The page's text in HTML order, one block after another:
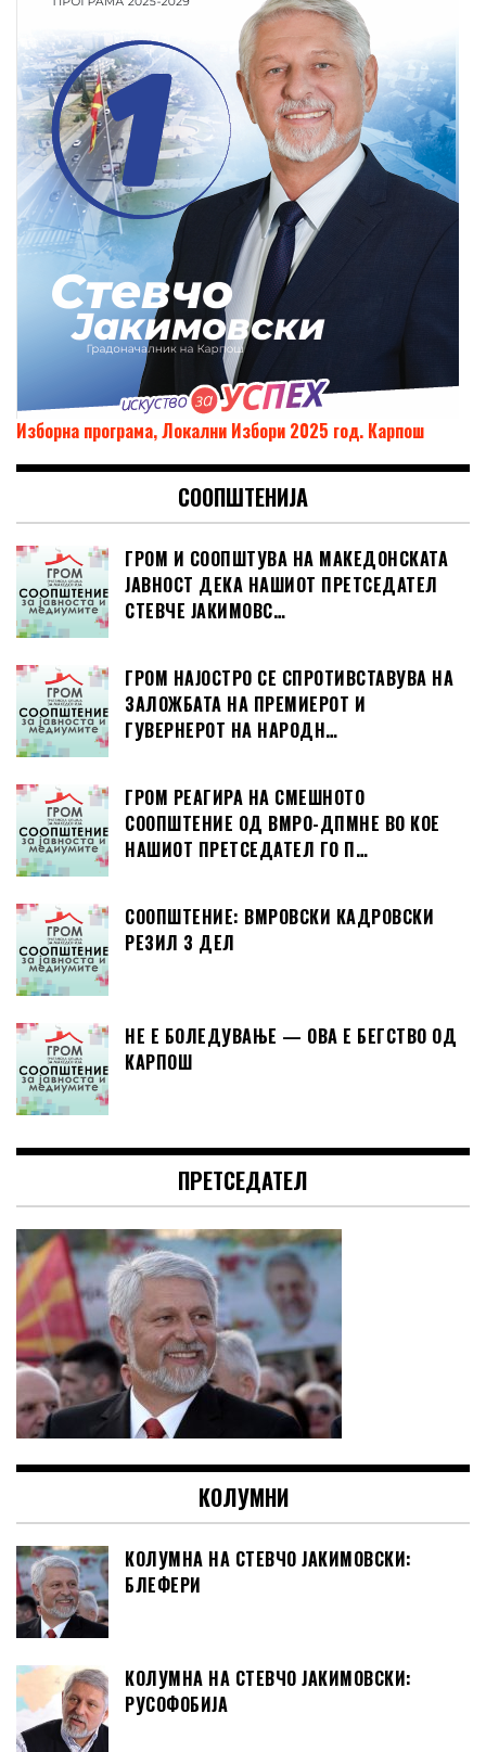
Изборна програма, Локални Избори 2025 год. Карпош
СООПШТЕНИЈА
ГРОМ И СООПШТУВА НА МАКЕДОНСКАТА
ЈАВНОСТ ДЕКА НАШИОТ ПРЕТСЕДАТЕЛ
СТЕВЧЕ ЈАКИМОВС…
ГРОМ НАЈОСТРО СЕ СПРОТИВСТАВУВА НА
ЗАЛОЖБАТА НА ПРЕМИЕРОТ И
ГУВЕРНЕРОТ НА НАРОДН…
ГРОМ РЕАГИРА НА СМЕШНОТО
СООПШТЕНИЕ ОД ВМРО-ДПМНЕ ВО КОЕ
НАШИОТ ПРЕТСЕДАТЕЛ ГО П…
СООПШТЕНИЕ: ВМРОВСКИ КАДРОВСКИ
РЕЗИЛ 3 ДЕЛ
НЕ Е БОЛЕДУВАЊЕ — ОВА Е БЕГСТВО ОД
КАРПОШ
ПРЕТСЕДАТЕЛ
КОЛУМНИ
КОЛУМНА НА СТЕВЧО ЈАКИМОВСКИ:
БЛЕФЕРИ
КОЛУМНА НА СТЕВЧО ЈАКИМОВСКИ:
РУСОФОБИЈА